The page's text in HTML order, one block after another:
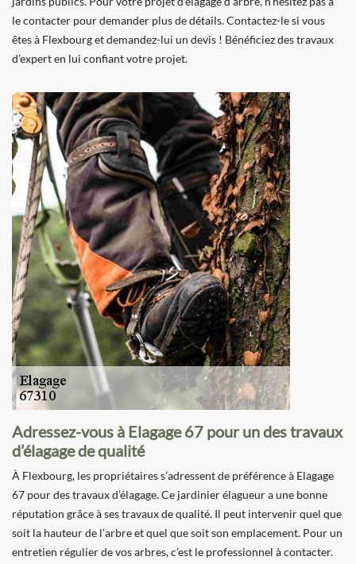
le contacter pour demander plus de détails. Contactez-le si vous
êtes à Flexbourg et demandez-lui un devis ! Bénéficiez des travaux
d’expert en lui confiant votre projet.
Adressez-vous à Elagage 67 pour un des travaux
d’élagage de qualité
À Flexbourg, les propriétaires s’adressent de préférence à Elagage
67 pour des travaux d’élagage. Ce jardinier élagueur a une bonne
réputation grâce à ses travaux de qualité. Il peut intervenir quel que
soit la hauteur de l’arbre et quel que soit son emplacement. Pour un
entretien régulier de vos arbres, c’est le professionnel à contacter.